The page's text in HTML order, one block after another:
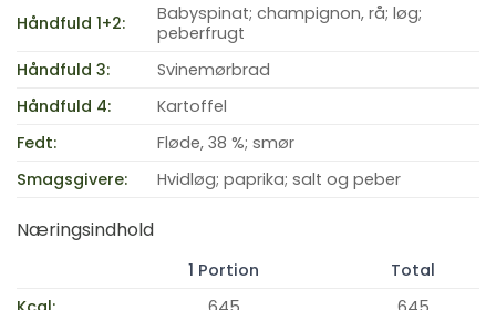
Håndfuld 1+2:
Babyspinat; champignon, rå; løg;
peberfrugt
Håndfuld 3:
Svinemørbrad
Håndfuld 4:
Kartoffel
Fedt:
Fløde, 38 %; smør
Smagsgivere:
Hvidløg; paprika; salt og peber
Næringsindhold
1 Portion
Total